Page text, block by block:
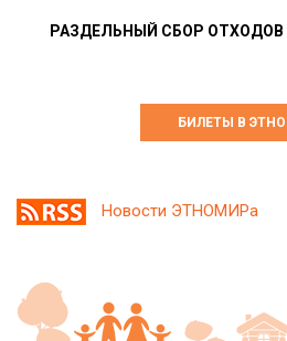
РАЗДЕЛЬНЫЙ СБОР ОТХОДОВ
БИЛЕТЫ В
Новости ЭТНОМИРа